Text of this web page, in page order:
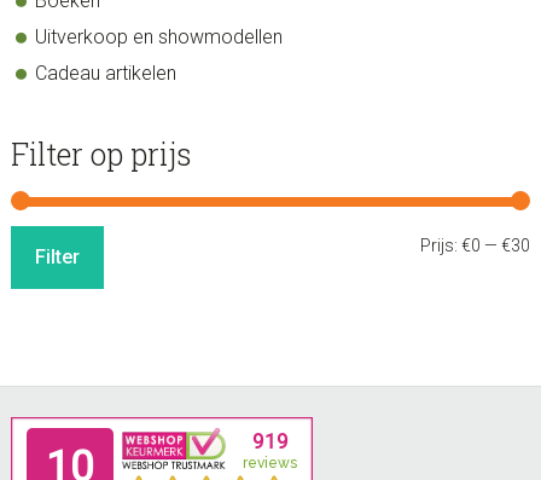
Uitverkoop en showmodellen
Cadeau artikelen
Filter op prijs
Filter Prijs:€0 —€30
Footer